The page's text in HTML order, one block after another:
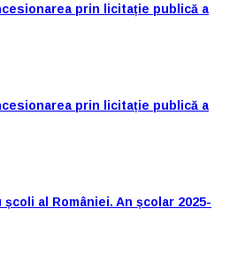
prin licitație publică a
prin licitație publică a
al României. An școlar 2025-